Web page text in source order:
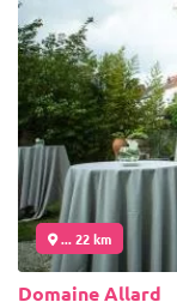
... 22 km
Domaine Allard